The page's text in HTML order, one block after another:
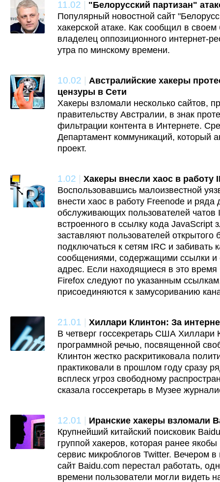
11.02 | "Белорусский партизан"
Популярный новостной сайт
хакерской атаке. Как сообщил в
владелец оппозиционного интернет-
утра по минскому времени.
10.02 | Австралийские хакеры
цензуры в Сети
Хакеры взломали несколько сайтов,
правительству Австралии, в знак
фильтрации контента в Интернете.
Департамент коммуникаций, который
проект.
1.02 | Хакеры внесли хаос в работу
Воспользовавшись малоизвестной
внести хаос в работу Freenode и ряда
обслуживающих пользователей
встроенного в ссылку кода JavaScript
заставляют пользователей открытого
подключаться к сетям IRC и забивать
сообщениями, содержащими ссылки и
адрес. Если находящиеся в это время
Firefox следуют по указанным
присоединяются к замусориванию
21.01 | Хиллари Клинтон: За
В четверг госсекретарь США Хиллари
программной речью, посвященной
Клинтон жестко раскритиковала
практиковали в прошлом году сразу
всплеск угроз свободному
сказала госсекретарь в Музее
12.01 | Иранские хакеры взломали
Крупнейший китайский поисковик
группой хакеров, которая ранее
сервис микроблогов Twitter. Вечером
сайт Baidu.com перестал работать,
времени пользователи могли видеть